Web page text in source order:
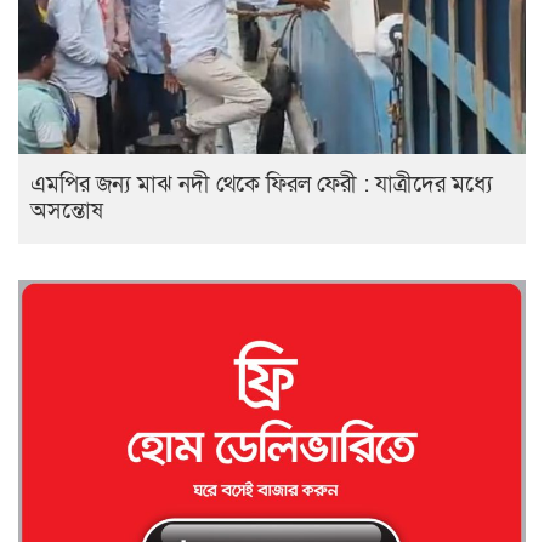
এমপির জন্য মাঝ নদী থেকে ফিরল ফেরী : যাত্রীদের মধ্যে
অসন্তোষ